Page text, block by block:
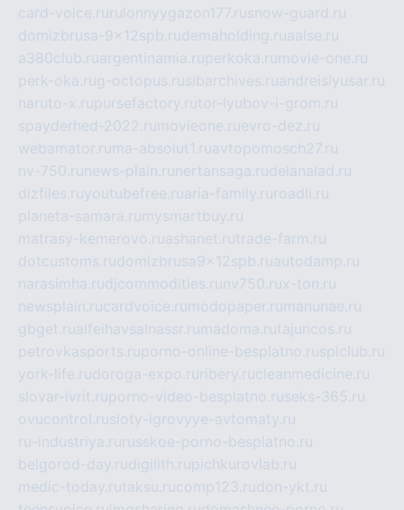
card-voice.ru rulonnyygazon177.rusnow-guard.ru
domizbrusa-9x12spb.rudemaholding.ruaalse.ru
a380club.ruargentinamia.ruperkoka.ru movie-one.ru
perk-oka.rug-octopus.rusibarchives.ruandreislyusar.ru
naruto-x.rupursefactory.rutor-lyubov-i-grom.ru
spayderhed-2022.ru movieone.ruevro-dez.ru
webamator.ru ma-absolut1.ruavtopomosch27.ru
nv-750.ru news-plain.ru nertansaga.rudelanalad.ru
dizfiles.ruyoutubefree.ruaria-family.ru roadli.ru
planeta-samara.ru mysmartbuy.ru
matrasy-kemerovo.ruashanet.rutrade-farm.ru
dotcustoms.rudomizbrusa9x12spb.ruautodamp.ru
narasimha.rudjcommodities.ru nv750.rux-ton.ru
newsplain.rucardvoice.ru modopaper.ru manunae.ru
gbget.rualfeihavsalnassr.ru madoma.rutajuncos.ru
petrovkasports.ruporno-online-besplatno.rusplclub.ru
york-life.rudoroga-expo.ru ribery.rucleanmedicine.ru
slovar-ivrit.ruporno-video-besplatno.ruseks-365.ru
ovucontrol.rusloty-igrovyye-avtomaty.ru
ru-industriya.ru russkoe-porno-besplatno.ru
belgorod-day.rudigilith.rupichkurovlab.ru
medic-today.rutaksu.rucomp123.rudon-ykt.ru